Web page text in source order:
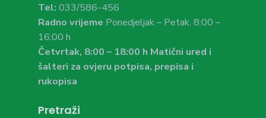
Tel: 033/586-456
Radno vrijeme Ponedjeljak – Petak, 8:00 –
16:00 h
Četvrtak, 8:00 – 18:00 h Matični ured i
šalteri za ovjeru potpisa, prepisa i
rukopisa
Pretraži